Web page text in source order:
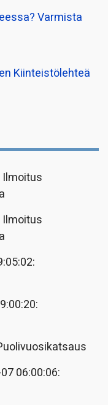
Varmista
Kiinteistölehteä
Ilmoitus
Ilmoitus
06:00:06: